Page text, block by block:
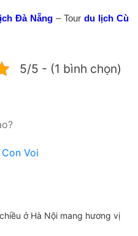
Đà Nẵng – Tour du lịch Cù
5/5 - (1 bình chọn)
Voi
ở Hà Nội mang hương vị